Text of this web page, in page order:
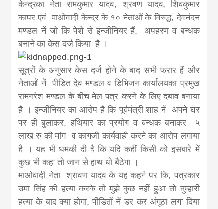
news,
khabar
केन्द्रका नेता रामकुमार यादव, श्रवण यादव, शिवकुमार
कापर एवं माओवादी केन्द्र के १० नेताओं के विरुद्ध, देवनंदन
मण्डल नें जो कि पेशे से इन्जीनियर हैं, अपहरण व बन्धक
बनाने का केस दर्ज किया है ।
सूत्रों के अनुसार केस दर्ज होने के बाद सभी फरार हैं और
नेताओं नें पीडित देव मण्डल व डिभिजन कार्यालयका प्रमुख
रामनरेश मण्डल के बीच मेल पत्र करने के लिए दबाव बनाया
है । इन्जीनियर का आरोप है कि पूर्वमंत्री शाह नें अपने घर
पर ही बुलाकर, हथियार का प्रयोग व बन्धक बनाकर ५
लाख रु की मांग व कागजी कार्यवाही करने का आरोप लगाया
है । यह भी धमकी दी है कि यदि कहीं किसी को इसबारे में
कुछ भी कहा तो जान से हाथ धो बैठेगा ।
माओवादी नेता श्रावण यादव के यह कहने पर कि, पत्रकार
उमा सिंह की हत्या करके तो मुझे कुछ नहीं हुआ तो तुम्हारी
हत्या के बाद क्या होगा, पीडितों नें डर कर अंगूठा लगा दिया